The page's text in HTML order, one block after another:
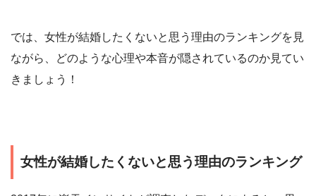
では、女性が結婚したくないと思う理由のランキングを見
ながら、どのような心理や本音が隠されているのか見てい
きましょう！
女性が結婚したくないと思う理由のランキング